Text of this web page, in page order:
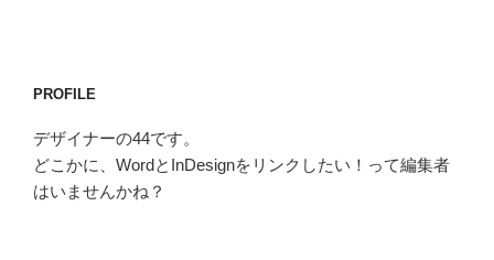
PROFILE
デザイナーの44です。
どこかに、WordとInDesignをリンクしたい！って編集者
はいませんかね？